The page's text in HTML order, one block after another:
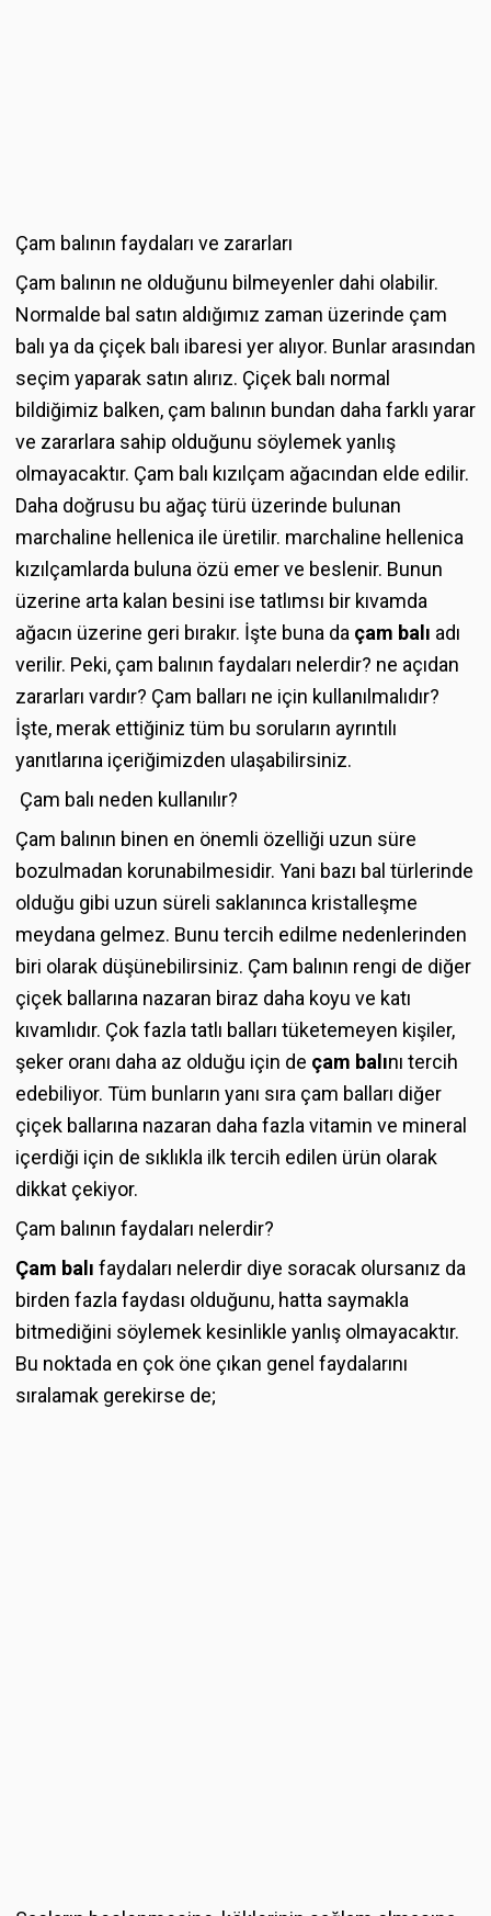
Çam balının faydaları ve zararları
Çam balının ne olduğunu bilmeyenler dahi olabilir.
Normalde bal satın aldığımız zaman üzerinde çam
balı ya da çiçek balı ibaresi yer alıyor. Bunlar arasından
seçim yaparak satın alırız. Çiçek balı normal
bildiğimiz balken, çam balının bundan daha farklı yarar
ve zararlara sahip olduğunu söylemek yanlış
olmayacaktır. Çam balı kızılçam ağacından elde edilir.
Daha doğrusu bu ağaç türü üzerinde bulunan
marchaline hellenica ile üretilir. marchaline hellenica
kızılçamlarda buluna özü emer ve beslenir. Bunun
üzerine arta kalan besini ise tatlımsı bir kıvamda
ağacın üzerine geri bırakır. İşte buna da çam balı adı
verilir. Peki, çam balının faydaları nelerdir? ne açıdan
zararları vardır? Çam balları ne için kullanılmalıdır?
İşte, merak ettiğiniz tüm bu soruların ayrıntılı
yanıtlarına içeriğimizden ulaşabilirsiniz.
Çam balı neden kullanılır?
Çam balının binen en önemli özelliği uzun süre
bozulmadan korunabilmesidir. Yani bazı bal türlerinde
olduğu gibi uzun süreli saklanınca kristalleşme
meydana gelmez. Bunu tercih edilme nedenlerinden
biri olarak düşünebilirsiniz. Çam balının rengi de diğer
çiçek ballarına nazaran biraz daha koyu ve katı
kıvamlıdır. Çok fazla tatlı balları tüketemeyen kişiler,
şeker oranı daha az olduğu için de çam balını tercih
edebiliyor. Tüm bunların yanı sıra çam balları diğer
çiçek ballarına nazaran daha fazla vitamin ve mineral
içerdiği için de sıklıkla ilk tercih edilen ürün olarak
dikkat çekiyor.
Çam balının faydaları nelerdir?
Çam balı faydaları nelerdir diye soracak olursanız da
birden fazla faydası olduğunu, hatta saymakla
bitmediğini söylemek kesinlikle yanlış olmayacaktır.
Bu noktada en çok öne çıkan genel faydalarını
sıralamak gerekirse de;